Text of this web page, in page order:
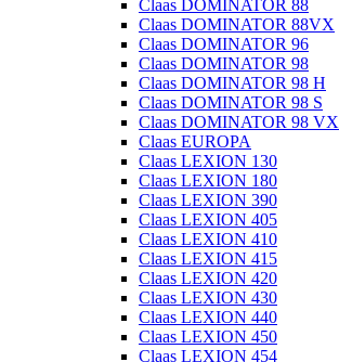
Claas DOMINATOR 88
Claas DOMINATOR 88VX
Claas DOMINATOR 96
Claas DOMINATOR 98
Claas DOMINATOR 98 H
Claas DOMINATOR 98 S
Claas DOMINATOR 98 VX
Claas EUROPA
Claas LEXION 130
Claas LEXION 180
Claas LEXION 390
Claas LEXION 405
Claas LEXION 410
Claas LEXION 415
Claas LEXION 420
Claas LEXION 430
Claas LEXION 440
Claas LEXION 450
Claas LEXION 454